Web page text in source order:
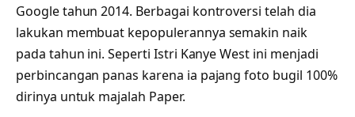
Google tahun 2014. Berbagai kontroversi telah dia
lakukan membuat kepopulerannya semakin naik
pada tahun ini. Seperti Istri Kanye West ini menjadi
perbincangan panas karena ia pajang foto bugil 100%
dirinya untuk majalah Paper.